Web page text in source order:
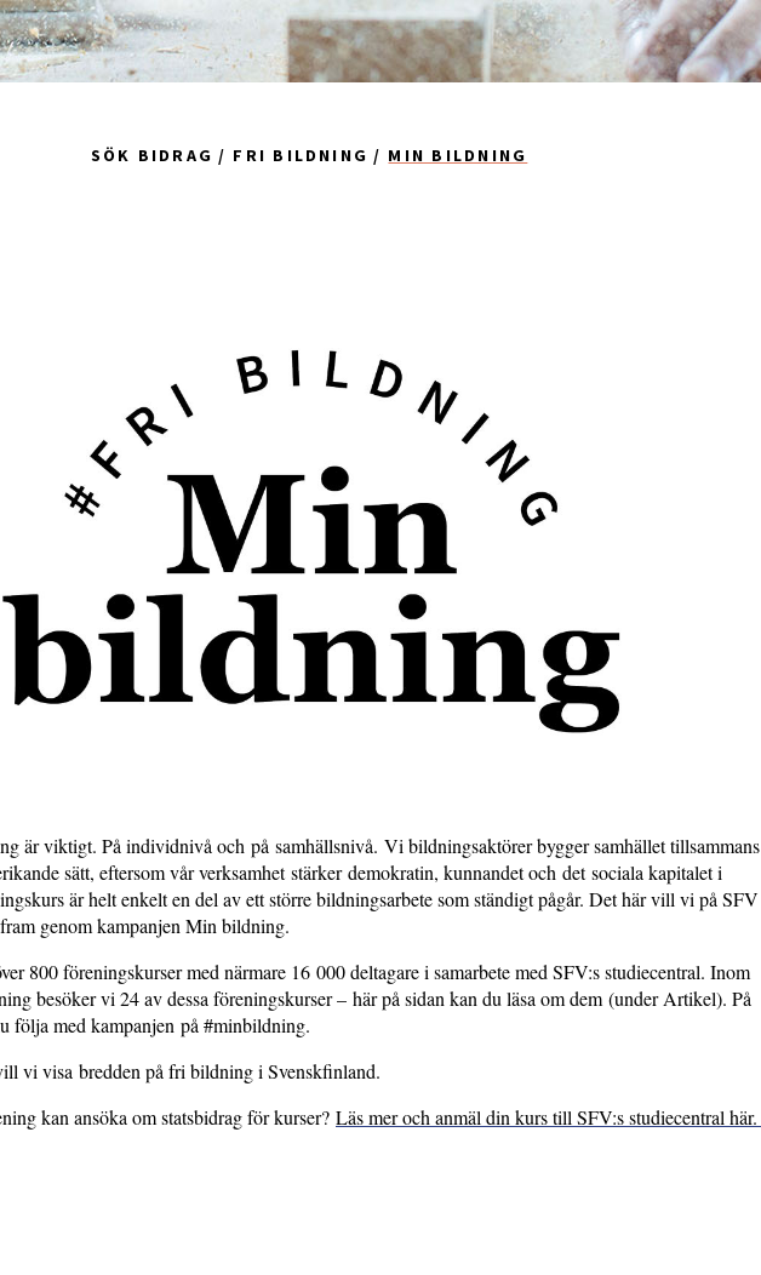
SÖK BIDRAG FRI BILDNING MIN BILDNING
är viktigt. På individnivå och på samhällsnivå. Vi bildningsaktörer bygger samhället tillsammans
sätt, eftersom vår verksamhet stärker demokratin, kunnandet och det sociala kapitalet i
är helt enkelt en del av ett större bildningsarbete som ständigt pågår. Det här vill vi på SFV
genom kampanjen Min bildning.
800 föreningskurser med närmare 16 000 deltagare i samarbete med SFV:s studiecentral. Inom
besöker vi 24 av dessa föreningskurser – här på sidan kan du läsa om dem (under Artikel). På
följa med kampanjen på #minbildning.
vi visa bredden på fri bildning i Svenskfinland.
kan ansöka om statsbidrag för kurser? Läs mer och anmäl din kurs till SFV:s studiecentral här.